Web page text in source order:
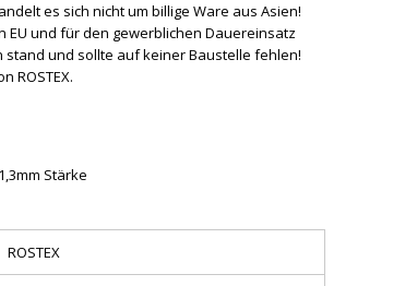
es sich nicht um billige Ware aus Asien!
EU und für den gewerblichen Dauereinsatz
stand und sollte auf keiner Baustelle fehlen!
ROSTEX.
Stärke
ROSTEX